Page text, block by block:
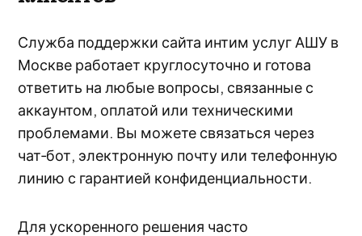
Служба поддержки сайта интим услуг АШУ в
Москве работает круглосуточно и готова
ответить на любые вопросы, связанные с
аккаунтом, оплатой или техническими
проблемами. Вы можете связаться через
чат‑бот, электронную почту или телефонную
линию с гарантией конфиденциальности.
Для ускоренного решения часто